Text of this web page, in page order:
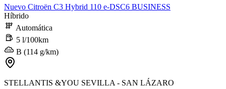
Nuevo Citroën C3 Hybrid 110 e-DSC6 BUSINESS
Híbrido
Automática
5 l/100km
B (114 g/km)
STELLANTIS &YOU SEVILLA - SAN LÁZARO